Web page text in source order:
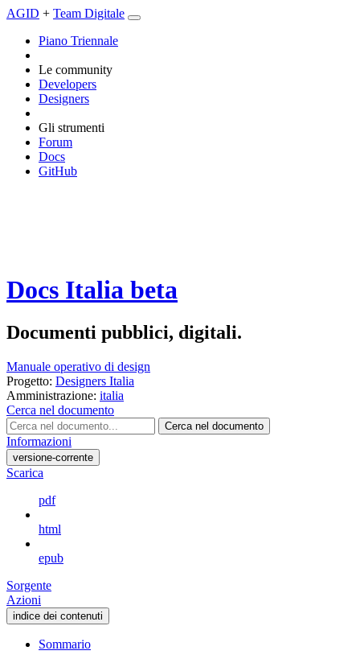
AGID + Team Digitale
Piano Triennale
Le community
Developers
Designers
Gli strumenti
Forum
Docs
GitHub
Docs Italia beta
Documenti pubblici, digitali.
Manuale operativo di design
Progetto: Designers Italia
Amministrazione: italia
Cerca nel documento
Cerca nel documento
Informazioni
versione-corrente
Scarica
pdf
html
epub
Sorgente
Azioni
indice dei contenuti
Sommario